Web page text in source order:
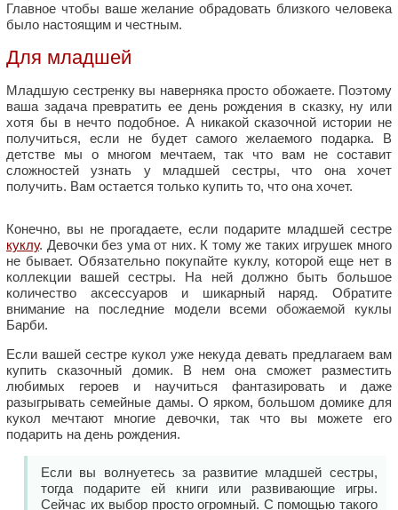
Главное чтобы ваше желание обрадовать близкого человека
было настоящим и честным.
Для младшей
Младшую сестренку вы наверняка просто обожаете. Поэтому
ваша задача превратить ее день рождения в сказку, ну или
хотя бы в нечто подобное. А никакой сказочной истории не
получиться, если не будет самого желаемого подарка. В
детстве мы о многом мечтаем, так что вам не составит
сложностей узнать у младшей сестры, что она хочет
получить. Вам остается только купить то, что она хочет.
Конечно, вы не прогадаете, если подарите младшей сестре
куклу. Девочки без ума от них. К тому же таких игрушек много
не бывает. Обязательно покупайте куклу, которой еще нет в
коллекции вашей сестры. На ней должно быть большое
количество аксессуаров и шикарный наряд. Обратите
внимание на последние модели всеми обожаемой куклы
Барби.
Если вашей сестре кукол уже некуда девать предлагаем вам
купить сказочный домик. В нем она сможет разместить
любимых героев и научиться фантазировать и даже
разыгрывать семейные дамы. О ярком, большом домике для
кукол мечтают многие девочки, так что вы можете его
подарить на день рождения.
Если вы волнуетесь за развитие младшей сестры,
тогда подарите ей книги или развивающие игры.
Сейчас их выбор просто огромный. С помощью такого